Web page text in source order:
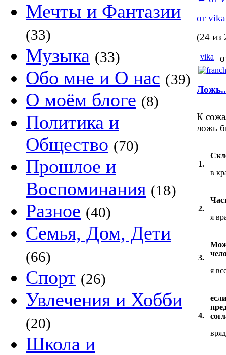
Мечты и Фантазии
(33)
Музыка (33)
Обо мне и О нас (39)
О моём блоге (8)
Политика и
Общество (70)
Прошлое и
Воспоминания (18)
Разное (40)
Семья, Дом, Дети
(66)
Спорт (26)
Увлечения и Хобби
(20)
Школа и
от
(24 из
vika
К
ложь
1.
в
2.
я
3.
я
4.